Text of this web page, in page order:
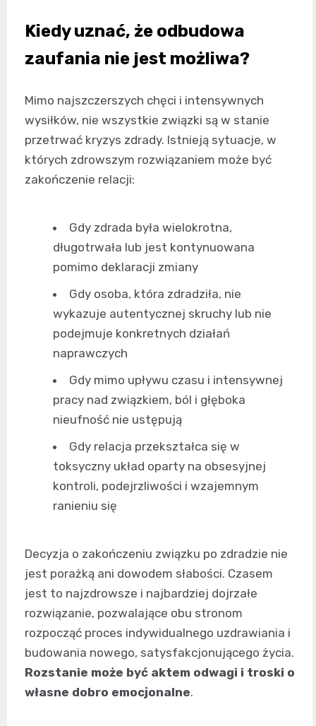
Kiedy uznać, że odbudowa
zaufania nie jest możliwa?
Mimo najszczerszych chęci i intensywnych
wysiłków, nie wszystkie związki są w stanie
przetrwać kryzys zdrady. Istnieją sytuacje, w
których zdrowszym rozwiązaniem może być
zakończenie relacji:
Gdy zdrada była wielokrotna,
długotrwała lub jest kontynuowana
pomimo deklaracji zmiany
Gdy osoba, która zdradziła, nie
wykazuje autentycznej skruchy lub nie
podejmuje konkretnych działań
naprawczych
Gdy mimo upływu czasu i intensywnej
pracy nad związkiem, ból i głęboka
nieufność nie ustępują
Gdy relacja przekształca się w
toksyczny układ oparty na obsesyjnej
kontroli, podejrzliwości i wzajemnym
ranieniu się
Decyzja o zakończeniu związku po zdradzie nie
jest porażką ani dowodem słabości. Czasem
jest to najzdrowsze i najbardziej dojrzałe
rozwiązanie, pozwalające obu stronom
rozpocząć proces indywidualnego uzdrawiania i
budowania nowego, satysfakcjonującego życia.
Rozstanie może być aktem odwagi i troski o
własne dobro emocjonalne.